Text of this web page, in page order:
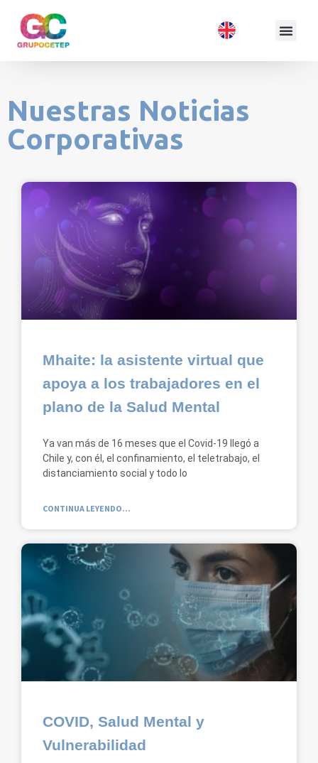
Nuestras Noticias
Corporativas
Mhaite: la asistente virtual que
apoya a los trabajadores en el
plano de la Salud Mental
Ya van más de 16 meses que el Covid-19 llegó a
Chile y, con él, el confinamiento, el teletrabajo, el
distanciamiento social y todo lo
CONTINUA LEYENDO...
COVID, Salud Mental y
Vulnerabilidad